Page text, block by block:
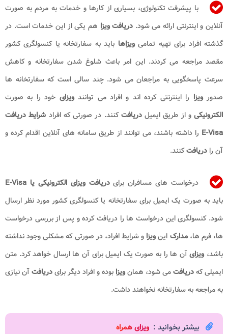
با پیشرفت تکنولوژی، بسیاری از کارها و خدمات به مردم به صورت
آنلاین و اینترنتی ارائه می شود. دریافت ویزا هم یکی از این خدمات است. در
گذشته افراد برای تهیه تمامیویزاها باید به سفارتخانه یا کنسولگری کشور
مقصد مراجعه می کردند. این امر باعث شلوغ شدن سفارتخانه و کاهش
سرعت پاسخگویی به مراجعان می شود. چند سالی است که سفارتخانه ها
صدورویزا را اینترنتی کرده اند و افراد می توانندویزای خود را به صورت
الکترونیکی و از طریق ایمیلدریافتکنند. در صورتی که افراد شرایط دریافت
E-Visa را داشته باشند، می توانند از طریق سامانه های آنلاین اقدام کرده و
آن را دریافتکنند.
درخواست های مسافران برایدریافت ویزای الکترونیکی یا E-Visa
باید به صورت یک ایمیل برای سفارتخانه یا کنسولگری کشور مورد نظر ارسال
شود. کنسولگری این درخواست ها را دریافت کرده و پس از بررسی درخواست
ها، فرم ها،مدارک اینویزا و شرایط افراد، در صورتی که مشکلی وجود نداشته
باشد، ویزایآن ها را به صورت یک ایمیل برای آن ها ارسال خواهد کرد. متن
ایمیلی کهدریافتمی شود، همانویزا بوده و افراد دیگر برایدریافتآن نیازی
به مراجعه به سفارتخانه نخواهند داشت.
بیشتر بخوانید : ویزای همراه